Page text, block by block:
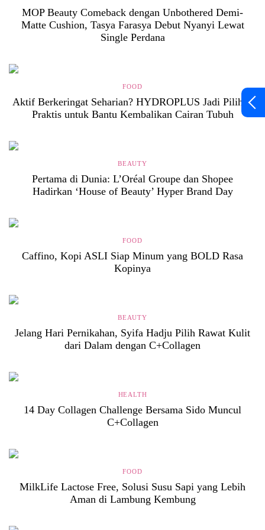
MOP Beauty Comeback dengan Unbothered Demi-
Matte Cushion, Tasya Farasya Debut Nyanyi Lewat
Single Perdana
FOOD
Aktif Berkeringat Seharian? HYDROPLUS Jadi Pilihan
Praktis untuk Bantu Kembalikan Cairan Tubuh
BEAUTY
Pertama di Dunia: L’Oréal Groupe dan Shopee
Hadirkan ‘House of Beauty’ Hyper Brand Day
FOOD
Caffino, Kopi ASLI Siap Minum yang BOLD Rasa
Kopinya
BEAUTY
Jelang Hari Pernikahan, Syifa Hadju Pilih Rawat Kulit
dari Dalam dengan C+Collagen
HEALTH
14 Day Collagen Challenge Bersama Sido Muncul
C+Collagen
FOOD
MilkLife Lactose Free, Solusi Susu Sapi yang Lebih
Aman di Lambung Kembung